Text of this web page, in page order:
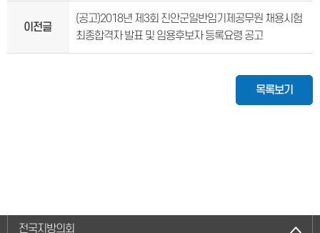
이전글
(공고)2018년 제3회 진안군일반임기제공무원 채용시험
최종합격자 발표 및 임용후보자 등록요령 공고
목록보기
전국지방의회